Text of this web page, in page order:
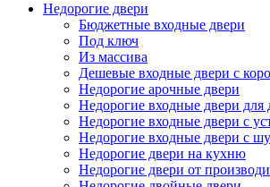
Недорогие двери
Бюджетные входные двери
Под ключ
Из массива
Дешевые входные двери с
Недорогие арочные двери
Недорогие входные двери для
Недорогие входные двери с
Недорогие входные двери с
Недорогие двери на кухню
Недорогие двери от